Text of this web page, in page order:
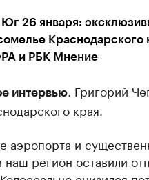
26 января:
Краснодарского
и РБК Мнение
интервью. Григорий
края.
аэропорта и
наш регион оставили